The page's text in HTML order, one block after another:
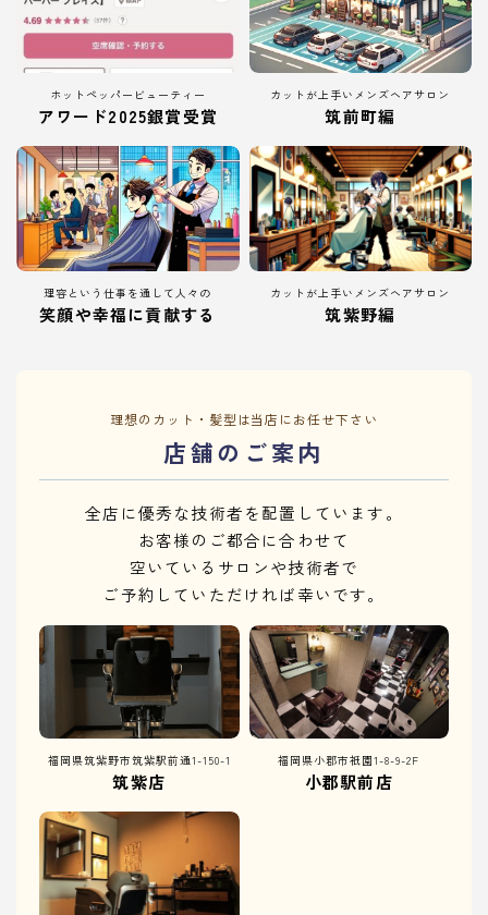
ホットペッパービューティー
アワード2025銀賞受賞
カットが上手いメンズヘアサロン
筑前町編
理容という仕事を通して人々の
笑顔や幸福に貢献する
カットが上手いメンズヘアサロン
筑紫野編
理想のカット・髪型は当店にお任せ下さい
店舗のご案内
全店に優秀な技術者を配置しています。
お客様のご都合に合わせて
空いているサロンや技術者で
ご予約していただければ幸いです。
福岡県筑紫野市筑紫駅前通1-150-1
筑紫店
福岡県小郡市祇園1-8-9-2F
小郡駅前店